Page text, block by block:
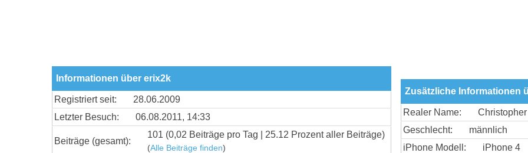
Informationen über erix2k
Registriert seit:
28.06.2009
Letzter Besuch:
06.08.2011, 14:33
Beiträge (gesamt):
101 (0,02 Beiträge pro Tag | 25.12 Prozent aller Beiträge)
(Alle Beiträge finden)
Zusätzliche Informationen
Realer Name:
Christopher
Geschlecht:
männlich
iPhone Modell:
iPhone 4